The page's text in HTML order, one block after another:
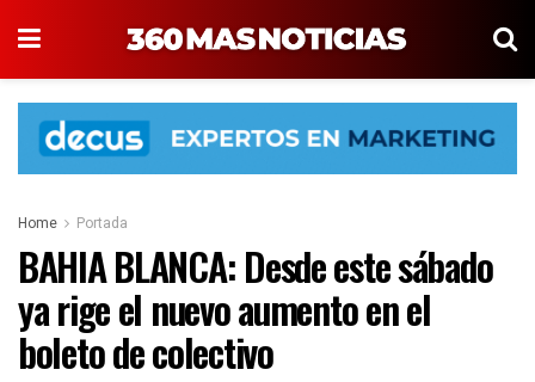
Home Portada
BAHIA BLANCA: Desde este sábado
ya rige el nuevo aumento en el
boleto de colectivo